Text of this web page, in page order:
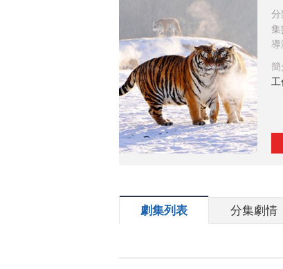
分
集
導
簡
工
劇集列表 分集劇情